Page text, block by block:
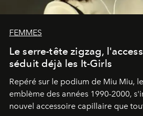
FEMMES
Le serre-tête zigzag,
séduit déjà les It-Girls
Repéré sur le podium de Miu Miu,
emblème des années 1990-2000,
nouvel accessoire capillaire que